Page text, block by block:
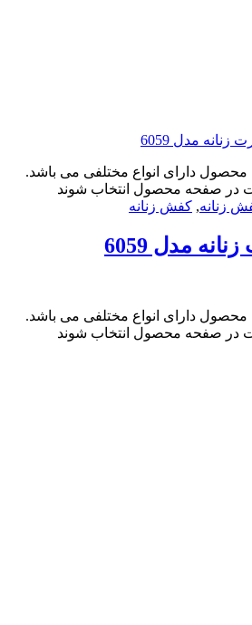
انواع مختلفی می باشد.
محصول انتخاب شوند
کفش زنانه
6059
انواع مختلفی می باشد.
محصول انتخاب شوند